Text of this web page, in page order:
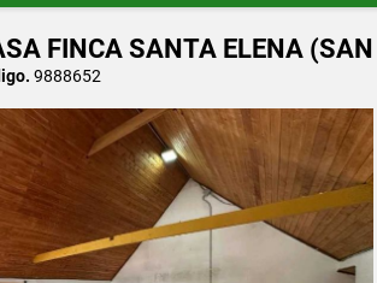
FINCA SANTA ELENA
9888652